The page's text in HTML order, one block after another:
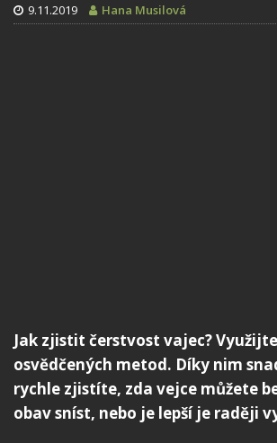
9.11.2019 Hana Musilová
Jak zjistit čerstvost vajec?
osvědčených metod. Díky nim
rychle zjistíte, zda vejce můžete
obav sníst, nebo je lepší je raději